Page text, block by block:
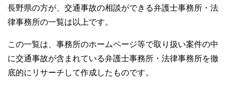
長野県の方が、交通事故の相談ができる弁護士事務所・法
律事務所の一覧は以上です。
この一覧は、事務所のホームページ等で取り扱い案件の中
に交通事故が含まれている弁護士事務所・法律事務所を徹
底的にリサーチして作成したものです。